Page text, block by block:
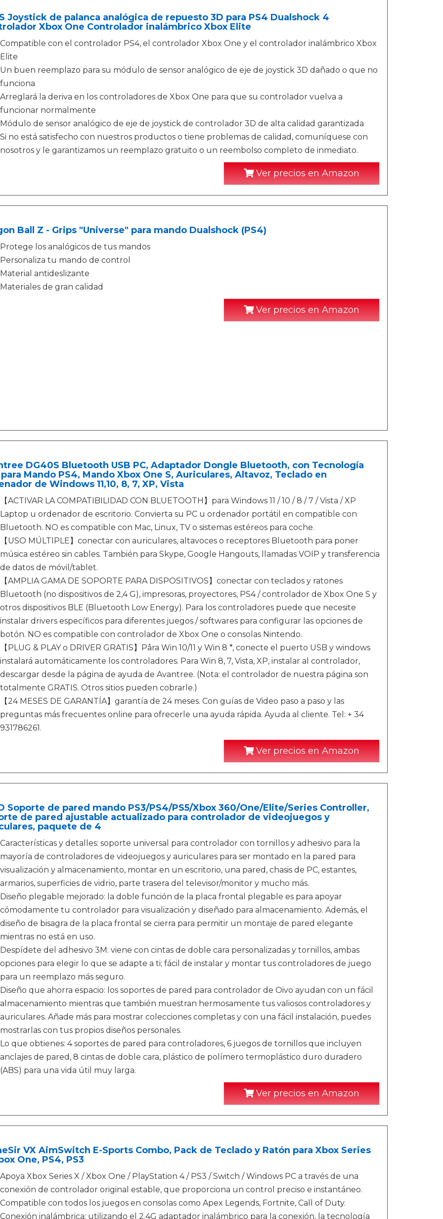
Joystick de palanca analógica de repuesto 3D para PS4 Dualshock 4
Xbox One Controlador inalámbrico Xbox Elite
Compatible con el controlador PS4, el controlador Xbox One y el controlador inalámbrico Xbox
Elite
Un buen reemplazo para su módulo de sensor analógico de eje de joystick 3D dañado o que no
funciona
Arreglará la deriva en los controladores de Xbox One para que su controlador vuelva a
funcionar normalmente
Módulo de sensor analógico de eje de joystick de controlador 3D de alta calidad garantizada
Si no está satisfecho con nuestros productos o tiene problemas de calidad, comuníquese con
nosotros y le garantizamos un reemplazo gratuito o un reembolso completo de inmediato.
Ver precios en Amazon
Ball Z - Grips "Universe" para mando Dualshock (PS4)
Protege los analógicos de tus mandos
Personaliza tu mando de control
Material antideslizante
Materiales de gran calidad
Ver precios en Amazon
DG40S Bluetooth USB PC, Adaptador Dongle Bluetooth, con Tecnología
Mando PS4, Mando Xbox One S, Auriculares, Altavoz, Teclado en
de Windows 11,10, 8, 7, XP, Vista
【ACTIVAR LA COMPATIBILIDAD CON BLUETOOTH】para Windows 11 / 10 / 8 / 7 / Vista / XP
Laptop u ordenador de escritorio. Convierta su PC u ordenador portátil en compatible con
Bluetooth. NO es compatible con Mac, Linux, TV o sistemas estéreos para coche.
【USO MÚLTIPLE】conectar con auriculares, altavoces o receptores Bluetooth para poner
música estéreo sin cables. También para Skype, Google Hangouts, llamadas VOIP y transferencia
de datos de móvil/tablet.
【AMPLIA GAMA DE SOPORTE PARA DISPOSITIVOS】conectar con teclados y ratones
Bluetooth (no dispositivos de 2,4 G), impresoras, proyectores, PS4 / controlador de Xbox One S y
otros dispositivos BLE (Bluetooth Low Energy). Para los controladores puede que necesite
instalar drivers específicos para diferentes juegos / softwares para configurar las opciones de
botón. NO es compatible con controlador de Xbox One o consolas Nintendo.
【PLUG & PLAY o DRIVER GRATIS】Pâra Win 10/11 y Win 8 *, conecte el puerto USB y windows
instalará automáticamente los controladores. Para Win 8, 7, Vista, XP, instalar al controlador,
descargar desde la página de ayuda de Avantree. (Nota: el controlador de nuestra página son
totalmente GRATIS. Otros sitios pueden cobrarle.)
【24 MESES DE GARANTÍA】garantía de 24 meses. Con guías de Video paso a paso y las
preguntas más frecuentes online para ofrecerle una ayuda rápida. Ayuda al cliente. Tel: + 34
931786261.
Ver precios en Amazon
Soporte de pared mando PS3/PS4/PS5/Xbox 360/One/Elite/Series Controller,
de pared ajustable actualizado para controlador de videojuegos y
paquete de 4
Características y detalles: soporte universal para controlador con tornillos y adhesivo para la
mayoría de controladores de videojuegos y auriculares para ser montado en la pared para
visualización y almacenamiento, montar en un escritorio, una pared, chasis de PC, estantes,
armarios, superficies de vidrio, parte trasera del televisor/monitor y mucho más.
Diseño plegable mejorado: la doble función de la placa frontal plegable es para apoyar
cómodamente tu controlador para visualización y diseñado para almacenamiento. Además, el
diseño de bisagra de la placa frontal se cierra para permitir un montaje de pared elegante
mientras no está en uso.
Despídete del adhesivo 3M: viene con cintas de doble cara personalizadas y tornillos, ambas
opciones para elegir lo que se adapte a ti; fácil de instalar y montar tus controladores de juego
para un reemplazo más seguro.
Diseño que ahorra espacio: los soportes de pared para controlador de Oivo ayudan con un fácil
almacenamiento mientras que también muestran hermosamente tus valiosos controladores y
auriculares. Añade más para mostrar colecciones completas y con una fácil instalación, puedes
mostrarlas con tus propios diseños personales.
Lo que obtienes: 4 soportes de pared para controladores, 6 juegos de tornillos que incluyen
anclajes de pared, 8 cintas de doble cara, plástico de polímero termoplástico duro duradero
(ABS) para una vida útil muy larga.
Ver precios en Amazon
VX AimSwitch E-Sports Combo, Pack de Teclado y Ratón para Xbox Series
One, PS4, PS3
Apoya Xbox Series X / Xbox One / PlayStation 4 / PS3 / Switch / Windows PC a través de una
conexión de controlador original estable, que proporciona un control preciso e instantáneo.
Compatible con todos los juegos en consolas como Apex Legends, Fortnite, Call of Duty.
Conexión inalámbrica: utilizando el 2.4G adaptador inalámbrico para la conexión, la tecnología